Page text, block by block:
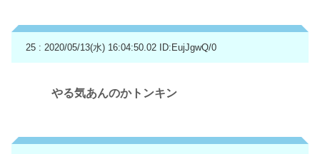
25 : 2020/05/13(水) 16:04:50.02 ID:EujJgwQ/0
やる気あんのかトンキン